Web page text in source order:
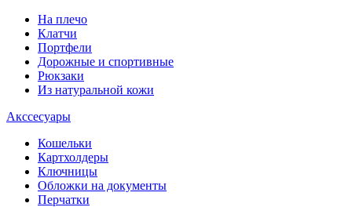
На плечо
Клатчи
Портфели
Дорожные и спортивные
Рюкзаки
Из натуральной кожи
Акссесуары
Кошельки
Картхолдеры
Ключницы
Обложки на документы
Перчатки